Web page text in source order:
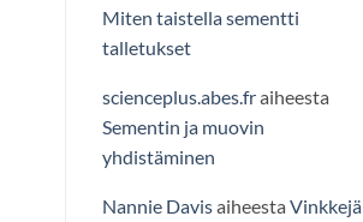
Miten taistella sementti
talletukset
scienceplus.abes.fraiheesta
Sementin ja muovin
yhdistäminen
Nannie Davisaiheesta Vinkkejä